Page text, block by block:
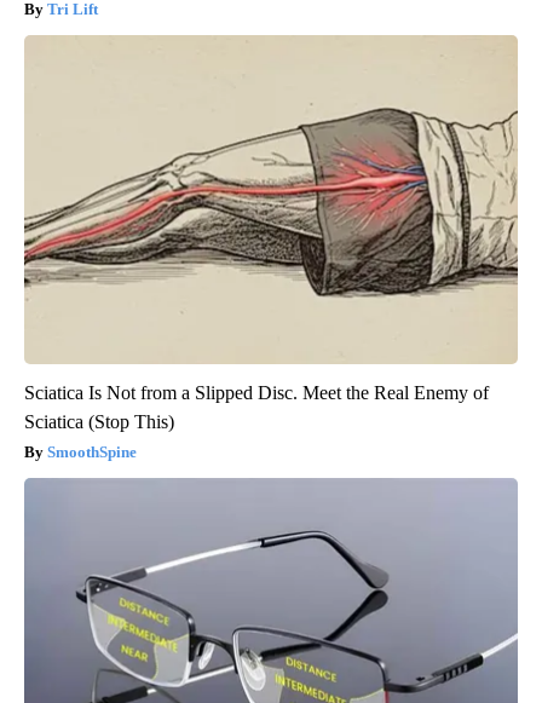
Tri Lift
Sciatica Is Not from a Slipped Disc. Meet the Real Enemy of
Sciatica (Stop This)
SmoothSpine